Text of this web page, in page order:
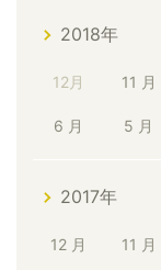
2018年
12月 11 月
6 月 5 月
2017年
12 月 11 月